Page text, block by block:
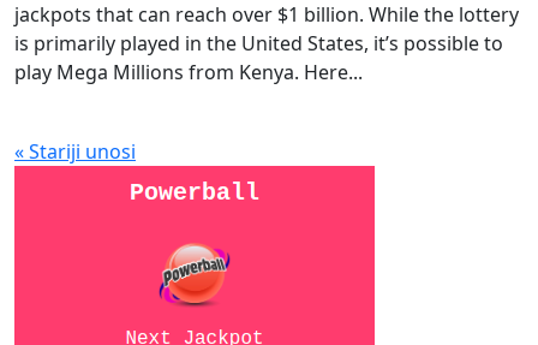
jackpots that can reach over $1 billion. While the lottery
is primarily played in the United States, it’s possible to
play Mega Millions from Kenya. Here...
« Stariji unosi